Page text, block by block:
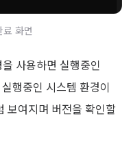
화면
사용하면 실행중인
행중인 시스템 환경이
보여지며 버전을 확인할